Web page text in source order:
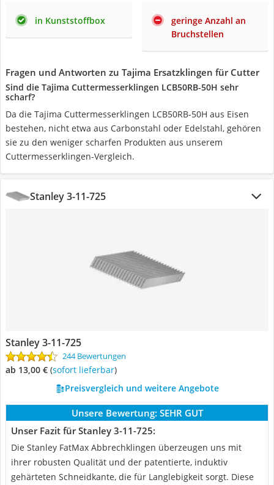
in Kunststoffbox
geringe Anzahl an
Bruchstellen
Fragen und Antworten zu Tajima Ersatzklingen für Cutter
Sind die Tajima Cuttermesserklingen ‎LCB50RB-50H sehr
scharf?
Da die Tajima Cuttermesserklingen ‎LCB50RB-50H aus Eisen
bestehen, nicht etwa aus Carbonstahl oder Edelstahl, gehören
sie zu den weniger scharfen Produkten aus unserem
Cuttermesserklingen-Vergleich.
Stanley 3-11-725
Stanley 3-11-725
244 Bewertungen
ab 13,00 € ( Sofort lieferbar)
Preisvergleich und weitere Angebote
Unsere Bewertung: SEHR GUT
Unser Fazit für Stanley 3-11-725:
Die Stanley FatMax Abbrechklingen überzeugen uns mit
ihrer robusten Qualität und der patentierte, induktiv
gehärteten Schneidkante, die für Langlebigkeit sorgt. Diese